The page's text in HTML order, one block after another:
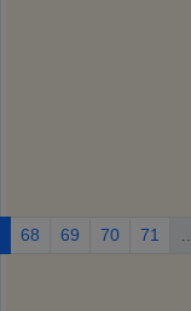
68 69 70 71